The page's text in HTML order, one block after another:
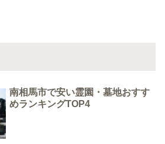
南相馬市で安い霊園・墓地おすす
めランキングTOP4